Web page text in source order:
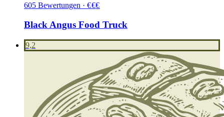
605 Bewertungen · €€€
Black Angus Food Truck
9,2